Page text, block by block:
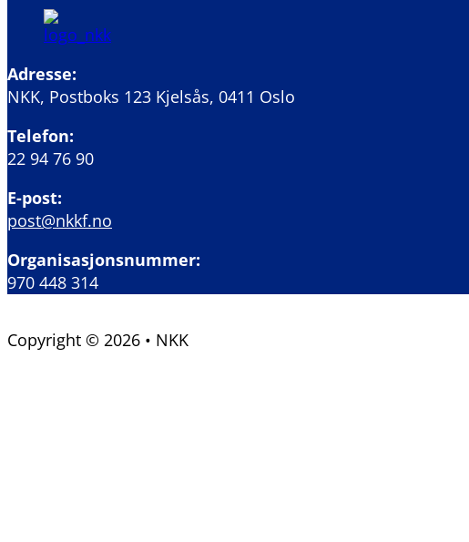
Adresse:
NKK, Postboks 123 Kjelsås, 0411 Oslo
Telefon:
22 94 76 90
E-post:
post@nkkf.no
Organisasjonsnummer:
970 448 314
Copyright © 2026 • NKK